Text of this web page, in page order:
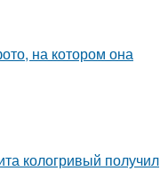
на котором она
кологривый получил